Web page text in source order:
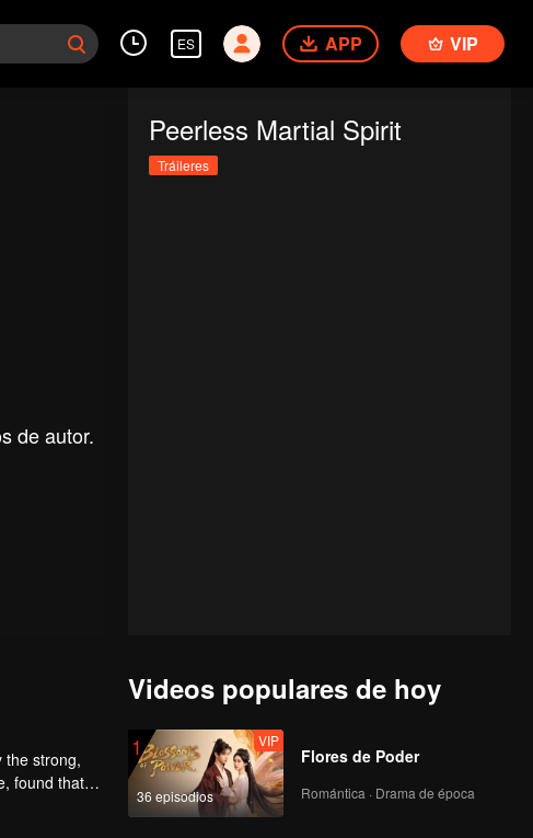
ES APP VIP
de autor.
Peerless Martial Spirit
Tráileres
the strong,
found that
road to find
Videos populares de hoy
1
36 episodios
VIP
Flores de Poder
Romántica · Drama de época